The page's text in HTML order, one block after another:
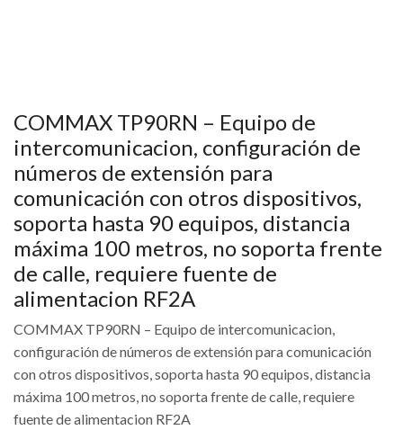
COMMAX TP90RN – Equipo de
intercomunicacion, configuración de
números de extensión para
comunicación con otros dispositivos,
soporta hasta 90 equipos, distancia
máxima 100 metros, no soporta frente
de calle, requiere fuente de
alimentacion RF2A
COMMAX TP90RN – Equipo de intercomunicacion,
configuración de números de extensión para comunicación
con otros dispositivos, soporta hasta 90 equipos, distancia
máxima 100 metros, no soporta frente de calle, requiere
fuente de alimentacion RF2A